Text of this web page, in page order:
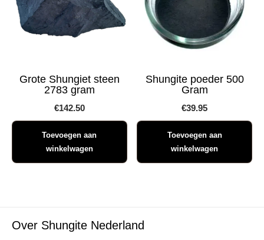
Grote Shungiet steen
2783 gram
€142.50
Toevoegen aan
winkelwagen
Shungite poeder 500
Gram
€39.95
Toevoegen aan
winkelwagen
Over Shungite Nederland